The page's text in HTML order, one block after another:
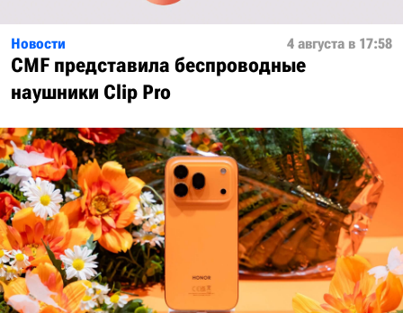
Новости 4 августа в 17:58
CMF представила беспроводные
наушники Clip Pro